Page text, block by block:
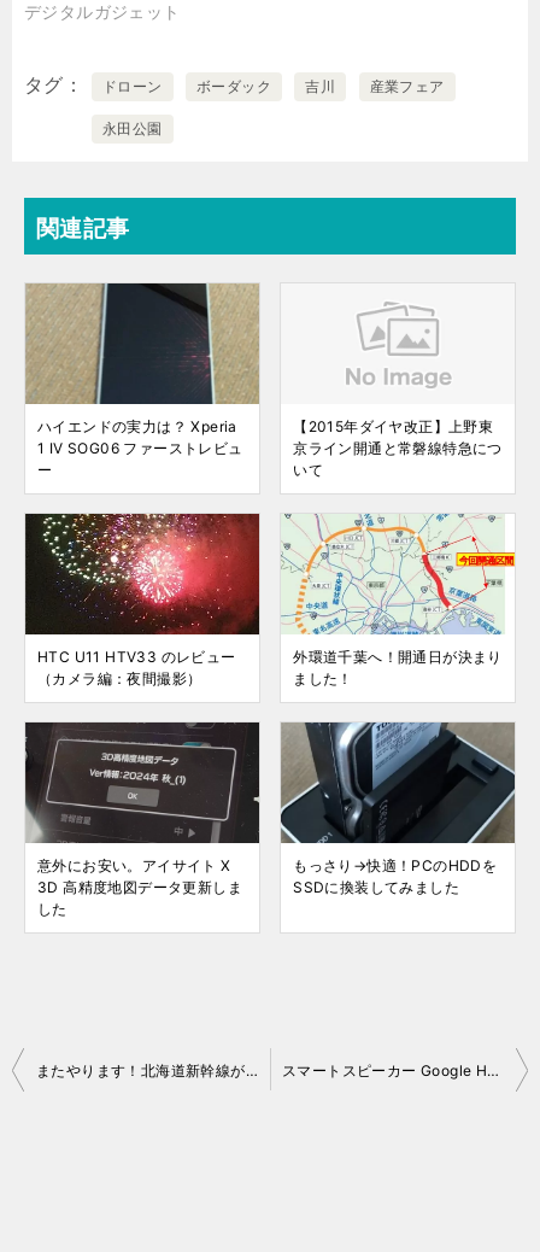
デジタルガジェット
タグ ドローン ボーダック 吉川 産業フェア
永田公園
関連記事
ハイエンドの実力は？ Xperia
1 IV SOG06 ファーストレビュ
ー
【2015年ダイヤ改正】上野東
京ライン開通と常磐線特急につ
いて
HTC U11 HTV33 のレビュー
（カメラ編：夜間撮影）
外環道千葉へ！開通日が決まり
ました！
意外にお安い。アイサイト X
3D 高精度地図データ更新しま
した
もっさり→快適！PCのHDDを
SSDに換装してみました
投
またやります！北海道新幹線が半額「お先にトクだ値スペシャル」2018 初夏 スマートスピーカー Google Home（Mini）で PC 起動・シャットダウン